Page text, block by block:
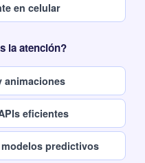
en celular
la atención?
animaciones
eficientes
predictivos